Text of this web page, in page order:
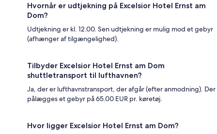
Hvornår er udtjekning på Excelsior Hotel Ernst am
Dom?
Udtjekning er kl. 12.00. Sen udtjekning er mulig mod et gebyr
(afhænger af tilgængelighed).
Tilbyder Excelsior Hotel Ernst am Dom
shuttletransport til lufthavnen?
Ja, der er lufthavnstransport, der afgår (efter anmodning). Der
pålægges et gebyr på 65.00 EUR pr. køretøj.
Hvor ligger Excelsior Hotel Ernst am Dom?